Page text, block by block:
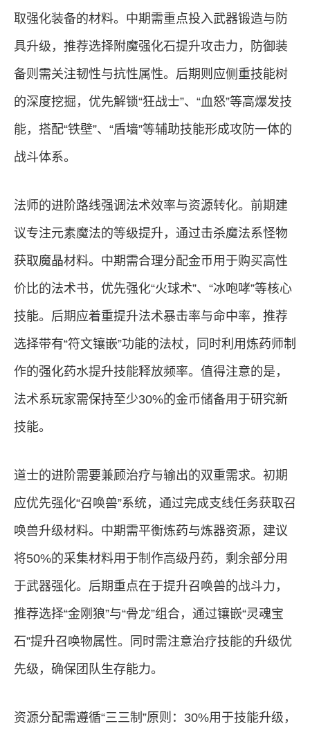
取强化装备的材料。中期需重点投入武器锻造与防
具升级，推荐选择附魔强化石提升攻击力，防御装
备则需关注韧性与抗性属性。后期则应侧重技能树
的深度挖掘，优先解锁“狂战士”、“血怒”等高爆发技
能，搭配“铁壁”、“盾墙”等辅助技能形成攻防一体的
战斗体系。
法师的进阶路线强调法术效率与资源转化。前期建
议专注元素魔法的等级提升，通过击杀魔法系怪物
获取魔晶材料。中期需合理分配金币用于购买高性
价比的法术书，优先强化“火球术”、“冰咆哮”等核心
技能。后期应着重提升法术暴击率与命中率，推荐
选择带有“符文镶嵌”功能的法杖，同时利用炼药师制
作的强化药水提升技能释放频率。值得注意的是，
法术系玩家需保持至少30%的金币储备用于研究新
技能。
道士的进阶需要兼顾治疗与输出的双重需求。初期
应优先强化“召唤兽”系统，通过完成支线任务获取召
唤兽升级材料。中期需平衡炼药与炼器资源，建议
将50%的采集材料用于制作高级丹药，剩余部分用
于武器强化。后期重点在于提升召唤兽的战斗力，
推荐选择“金刚狼”与“骨龙”组合，通过镶嵌“灵魂宝
石”提升召唤物属性。同时需注意治疗技能的升级优
先级，确保团队生存能力。
资源分配需遵循“三三制”原则：30%用于技能升级，